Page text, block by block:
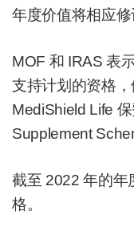
年度价值将相应
MOF 和 IRAS 表
支持计划的资格，
MediShield Life
Supplement
截至 2022 年的年
格。